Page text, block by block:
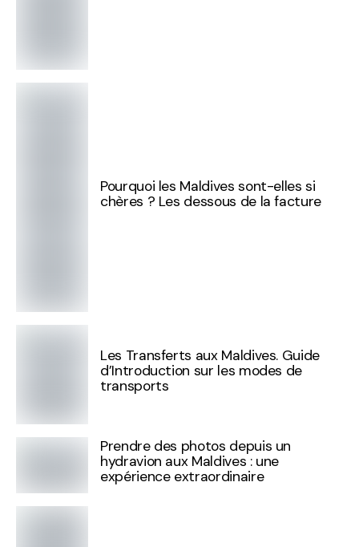
Pourquoi les Maldives sont-elles si
chères ? Les dessous de la facture
Les Transferts aux Maldives. Guide
d’Introduction sur les modes de
transports
Prendre des photos depuis un
hydravion aux Maldives : une
expérience extraordinaire